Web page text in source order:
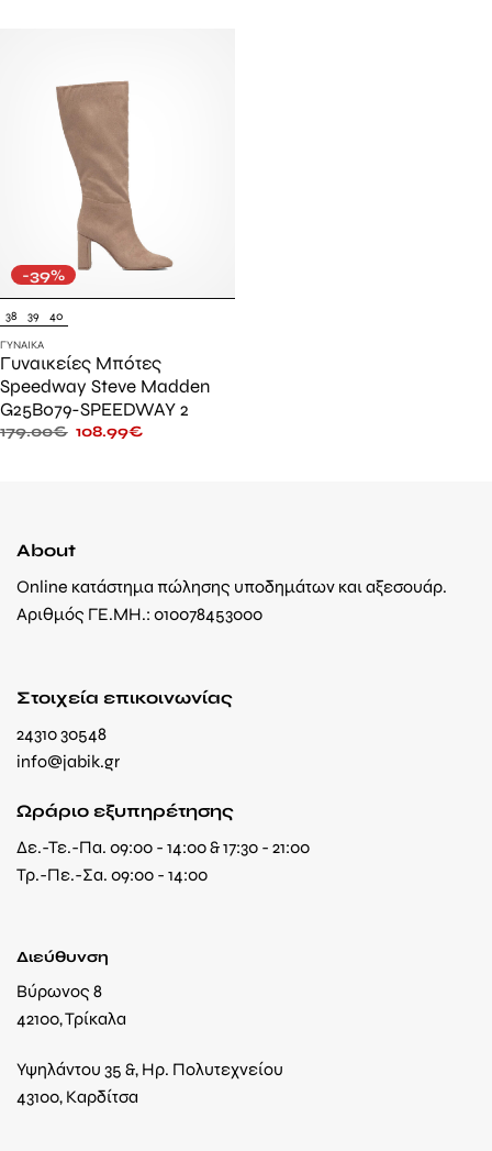
-39%
38 39 40
ΓΥΝΑΊΚΑ
Γυναικείες Μπότες
Speedway Steve Madden
G25B079-SPEEDWAY 2
179.00€ 108.99€
About
Online κατάστημα πώλησης υποδημάτων και αξεσουάρ.
Αριθμός ΓΕ.ΜΗ.: 010078453000
Στοιχεία επικοινωνίας
24310 30548
info@jabik.gr
Ωράριο εξυπηρέτησης
Δε.-Τε.-Πα. 09:00 - 14:00 & 17:30 - 21:00
Τρ.-Πε.-Σα. 09:00 - 14:00
Διεύθυνση
Βύρωνος 8
42100, Τρίκαλα
Υψηλάντου 35 &, Ηρ. Πολυτεχνείου
43100, Καρδίτσα